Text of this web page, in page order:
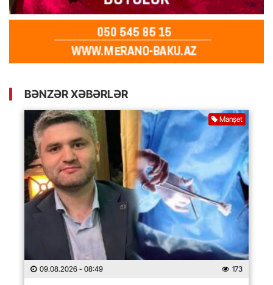
BƏNZƏR XƏBƏRLƏR
Manşet
09.08.2026 - 08:49 173